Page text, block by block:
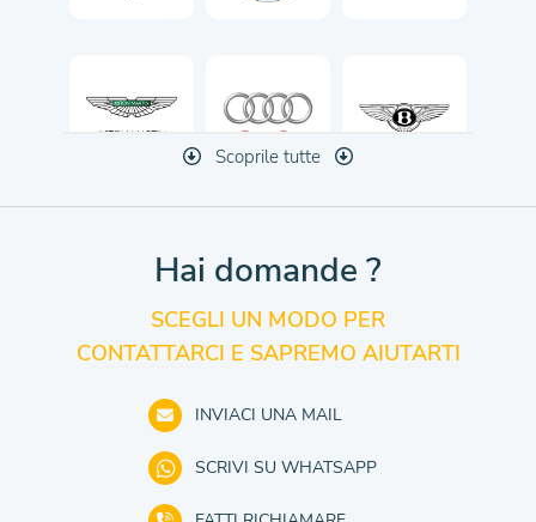
Scoprile tutte
Hai domande ?
SCEGLI UN MODO PER
CONTATTARCI E SAPREMO AIUTARTI
INVIACI UNA MAIL
SCRIVI SU WHATSAPP